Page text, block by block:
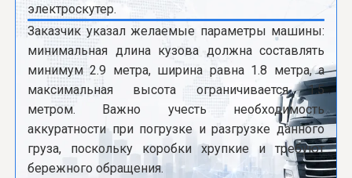
электроскутер.
Заказчик указал желаемые параметры машины:
минимальная длина кузова должна составлять
минимум 2.9 метра, ширина равна 1.8 метра, а
максимальная высота ограничивается 1.5
метром. Важно учесть необходимость
аккуратности при погрузке и разгрузке данного
груза, поскольку коробки хрупкие и требуют
бережного обращения.